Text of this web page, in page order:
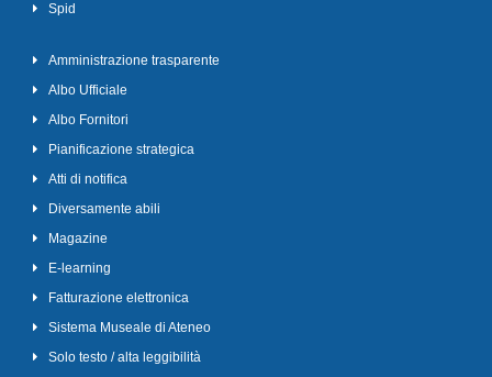
Spid
Amministrazione trasparente
Albo Ufficiale
Albo Fornitori
Pianificazione strategica
Atti di notifica
Diversamente abili
Magazine
E-learning
Fatturazione elettronica
Sistema Museale di Ateneo
Solo testo / alta leggibilità